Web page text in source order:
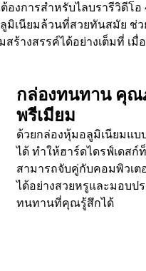
งการสําหรับไลบรารีวิดีโ
ลูมิเนียมล้วนที่สวยทันสมัย
ร้างสรรค์ได้อย่างเต็มที่ เ
กล่องทนทาน คุณ
พรีเมียม
ด้วยกล่องหุ้มอลูมิเนียมแ
ได้ ทำให้ฮาร์ดไดรฟ์เดสก์ท็
สามารถจับคู่กับคอมพิวเ
ได้อย่างสวยหรูและมอบป
ทนทานที่คุณรู้สึกได้